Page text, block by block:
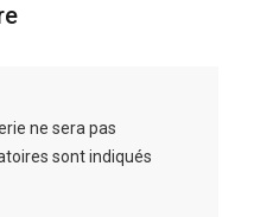
ne sera pas
sont indiqués